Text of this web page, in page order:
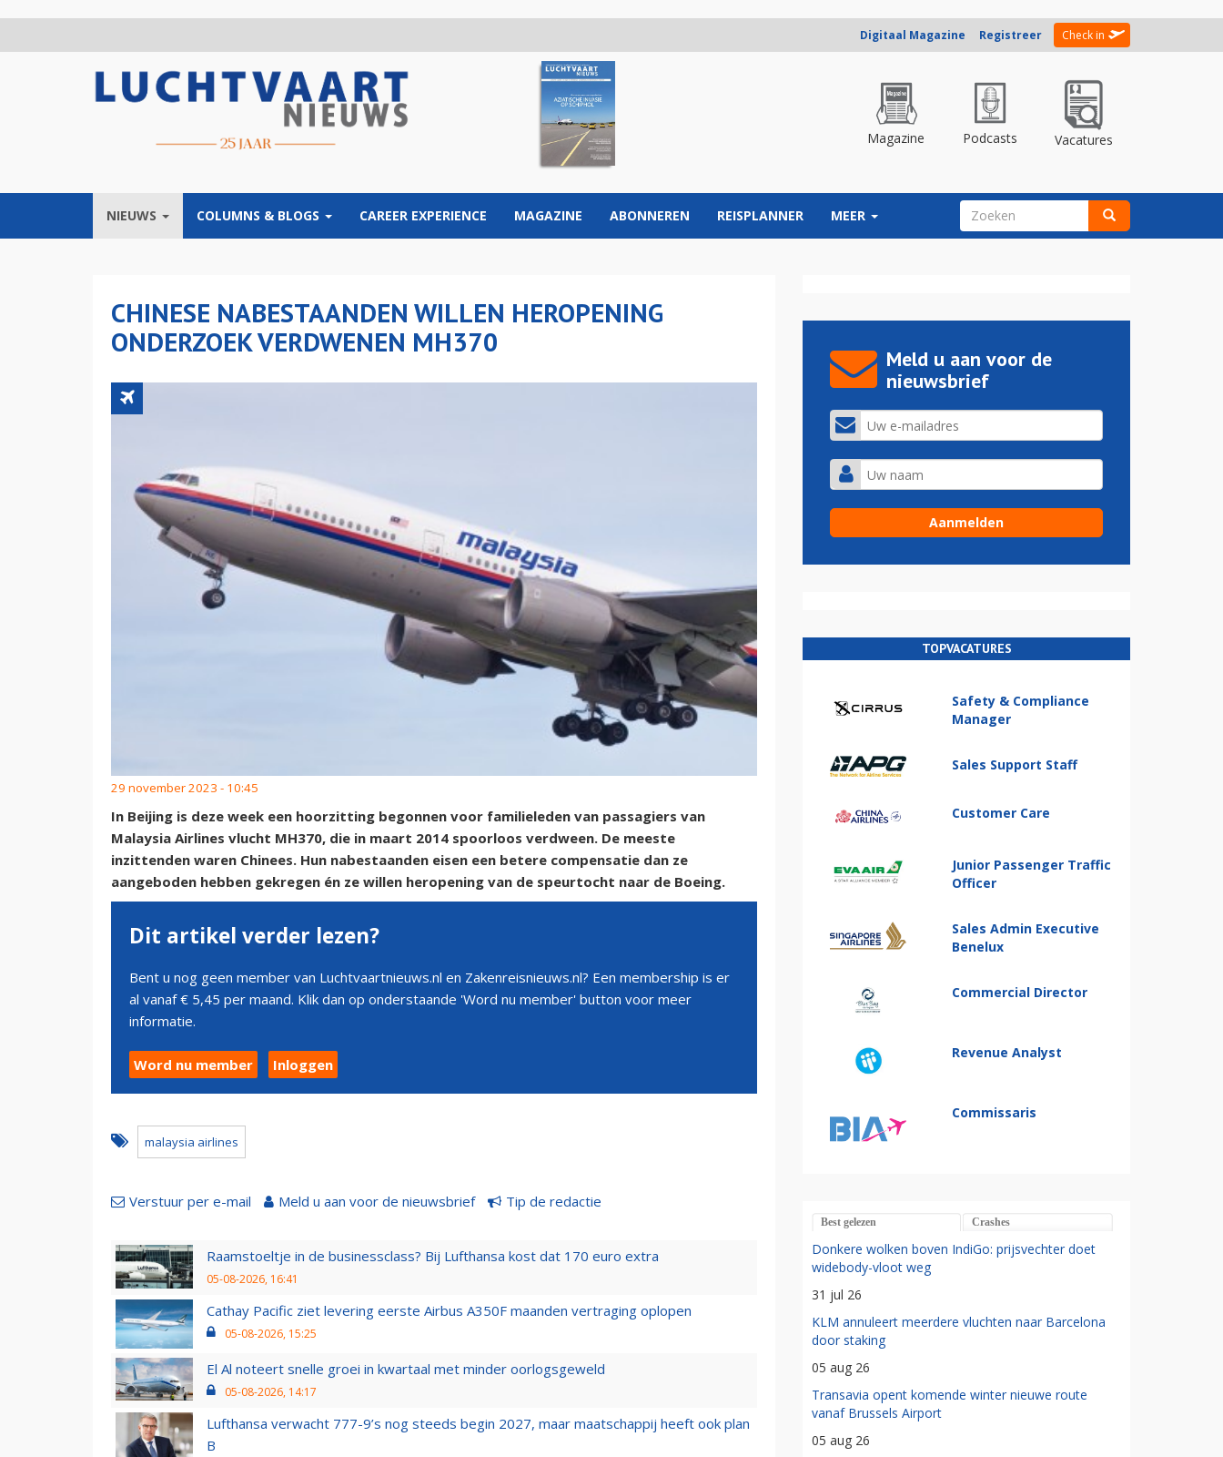
Digitaal Magazine Registreer Check in
Magazine Podcasts Vacatures
NIEUWS COLUMNS & BLOGS CAREER EXPERIENCE MAGAZINE ABONNEREN REISPLANNER MEER ZOEKVELD
CHINESE NABESTAANDEN WILLEN HEROPENING
ONDERZOEK VERDWENEN MH370
29 november 2023 - 10:45
In Beijing is deze week een hoorzitting begonnen voor familieleden van passagiers van
Malaysia Airlines vlucht MH370, die in maart 2014 spoorloos verdween. De meeste
inzittenden waren Chinees. Hun nabestaanden eisen een betere compensatie dan ze
aangeboden hebben gekregen én ze willen heropening van de speurtocht naar de Boeing.
Dit artikel verder lezen?
Bent u nog geen member van Luchtvaartnieuws.nl en Zakenreisnieuws.nl? Een membership is er
al vanaf € 5,45 per maand. Klik dan op onderstaande 'Word nu member' button voor meer
informatie.
Word nu member Inloggen
malaysia airlines
Verstuur per e-mail Meld u aan voor de nieuwsbrief Tip de redactie
Raamstoeltje in de businessclass? Bij Lufthansa kost dat 170 euro extra
05-08-2026, 16:41
Cathay Pacific ziet levering eerste Airbus A350F maanden vertraging oplopen
05-08-2026, 15:25
El Al noteert snelle groei in kwartaal met minder oorlogsgeweld
05-08-2026, 14:17
Lufthansa verwacht 777-9’s nog steeds begin 2027, maar maatschappij heeft ook plan
B
Meld u aan voor de
nieuwsbrief
TOPVACATURES
Safety & Compliance
Manager
Sales Support Staff
Customer Care
Junior Passenger Traffic
Officer
Sales Admin Executive
Benelux
Commercial Director
Revenue Analyst
Commissaris
Best gelezen Crashes
Donkere wolken boven IndiGo: prijsvechter doet
widebody-vloot weg
31 jul 26
KLM annuleert meerdere vluchten naar Barcelona
door staking
05 aug 26
Transavia opent komende winter nieuwe route
vanaf Brussels Airport
05 aug 26